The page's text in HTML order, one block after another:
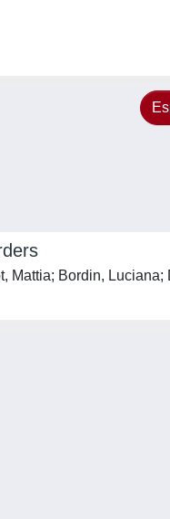
Mattia; Bordin, Luciana;